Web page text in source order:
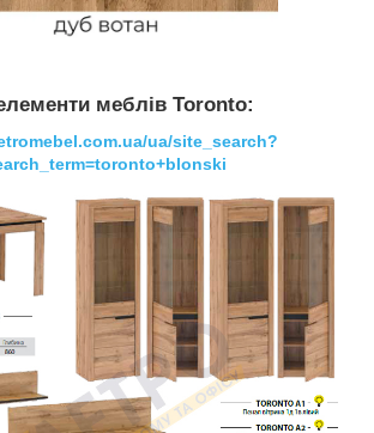
меблів Toronto:
ua/site_search?